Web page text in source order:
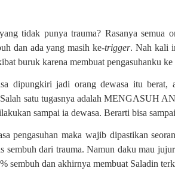
tidak punya trauma? Rasanya semua
dan ada yang masih ke-trigger. Nah kali
buruk karena membuat pengasuhanku
dipungkiri jadi orang dewasa itu berat,
satu tugasnya adalah MENGASUH
sampai ia dewasa. Berarti bisa
pengasuhan maka wajib dipastikan
sembuh dari trauma. Namun daku mau
sembuh dan akhirnya membuat Saladin